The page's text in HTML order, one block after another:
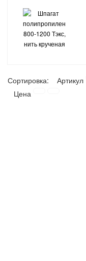
Сортировка: Артикул
Цена